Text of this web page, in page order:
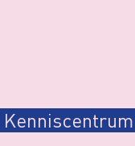
Kenniscentrum